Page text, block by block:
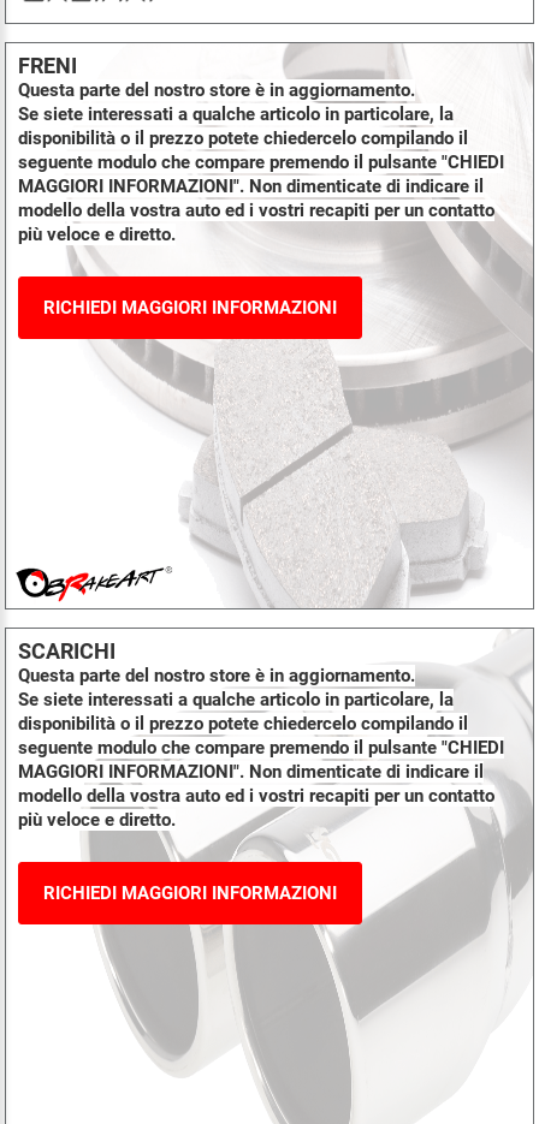
FRENI
Questa parte del nostro store è in aggiornamento.
Se siete interessati a qualche articolo in particolare, la
disponibilità o il prezzo potete chiedercelo compilando il
seguente modulo che compare premendo il pulsante "CHIEDI
MAGGIORI INFORMAZIONI". Non dimenticate di indicare il
modello della vostra auto ed i vostri recapiti per un contatto
più veloce e diretto.
RICHIEDI MAGGIORI INFORMAZIONI
SCARICHI
Questa parte del nostro store è in aggiornamento.
Se siete interessati a qualche articolo in particolare, la
disponibilità o il prezzo potete chiedercelo compilando il
seguente modulo che compare premendo il pulsante "CHIEDI
MAGGIORI INFORMAZIONI". Non dimenticate di indicare il
modello della vostra auto ed i vostri recapiti per un contatto
più veloce e diretto.
RICHIEDI MAGGIORI INFORMAZIONI